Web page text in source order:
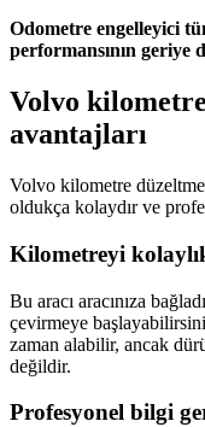
Odometre engelleyici
performansının geriye
Volvo
avantajları
Volvo kilometre düzeltme
oldukça kolaydır ve
Kilometreyi
Bu aracı aracınıza
çevirmeye
zaman alabilir, ancak
değildir.
Profesyonel bilgi